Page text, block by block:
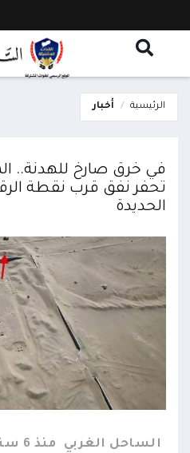
الرئيسية أخبار
في خرق صارخ للهدنة..
تحفر نفق قرب نقطة
الحديدة
الساحل الغربي منذ 6 سنوات